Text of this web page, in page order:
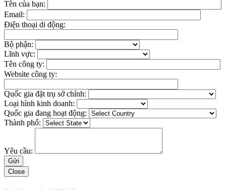
Tên của bạn:
Email:
Điện thoại di động:
Bộ phận:
Lĩnh vực:
Tên công ty:
Website công ty:
Quốc gia đặt trụ sở chính:
Loại hình kinh doanh:
Quốc gia đang hoạt động:
Thành phố:
Yêu cầu:
Close